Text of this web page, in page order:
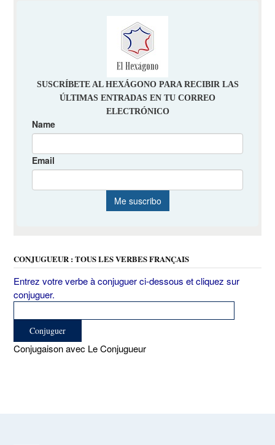
CONJUGUEUR : TOUS LES VERBES FRANÇAIS
Entrez votre verbe à conjuguer ci-dessous et cliquez sur
conjuguer.
Conjugaison avec Le Conjugueur